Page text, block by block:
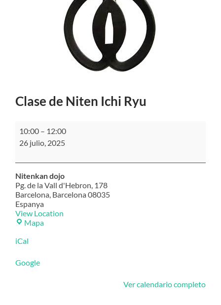
Clase de Niten Ichi Ryu
de
Niten
Ryu
10:00 – 12:00
26 julio, 2025
Nitenkan dojo
Pg. de la Vall d'Hebron, 178
Barcelona Barcelona08035
Espanya
View Location
MapaNitenkan
iCal
Google
Ver calendario completo